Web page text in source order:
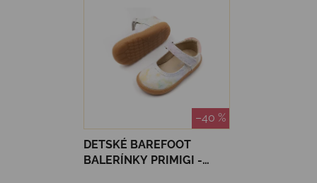
–40 %
DETSKÉ BAREFOOT
BALERÍNKY PRIMIGI -